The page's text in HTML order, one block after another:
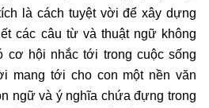
là cách tuyệt vời để xây dựng
các câu từ và thuật ngữ không
cơ hội nhắc tới trong cuộc sống
mang tới cho con một nền văn
ngữ và ý nghĩa chứa đựng trong